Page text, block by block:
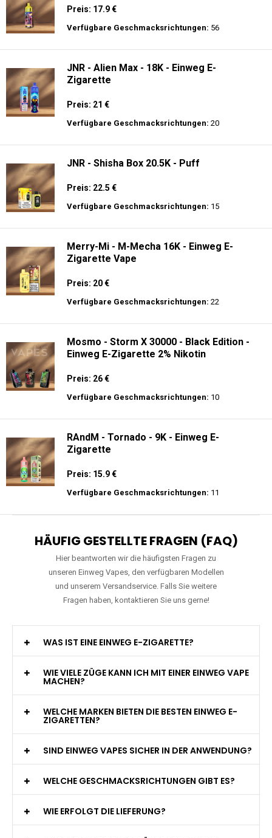
Preis: 17.9 €
Verfügbare Geschmacksrichtungen: 56
JNR - Alien Max - 18K - Einweg E-
Zigarette
Preis: 21 €
Verfügbare Geschmacksrichtungen: 20
JNR - Shisha Box 20.5K - Puff
Preis: 22.5 €
Verfügbare Geschmacksrichtungen: 15
Merry-Mi - M-Mecha 16K - Einweg E-
Zigarette Vape
Preis: 20 €
Verfügbare Geschmacksrichtungen: 22
Mosmo - Storm X 30000 - Black Edition -
Einweg E-Zigarette 2% Nikotin
Preis: 26 €
Verfügbare Geschmacksrichtungen: 10
RAndM - Tornado - 9K - Einweg E-
Zigarette
Preis: 15.9 €
Verfügbare Geschmacksrichtungen: 11
HÄUFIG GESTELLTE FRAGEN (FAQ)
Hier beantworten wir die häufigsten Fragen zu
unseren Einweg Vapes, den verfügbaren Modellen
und unserem Versandservice. Falls Sie weitere
Fragen haben, kontaktieren Sie uns gerne!
WAS IST EINE EINWEG E-ZIGARETTE?
WIE VIELE ZÜGE KANN ICH MIT EINER EINWEG VAPE
MACHEN?
WELCHE MARKEN BIETEN DIE BESTEN EINWEG E-
ZIGARETTEN?
SIND EINWEG VAPES SICHER IN DER ANWENDUNG?
WELCHE GESCHMACKSRICHTUNGEN GIBT ES?
WIE ERFOLGT DIE LIEFERUNG?